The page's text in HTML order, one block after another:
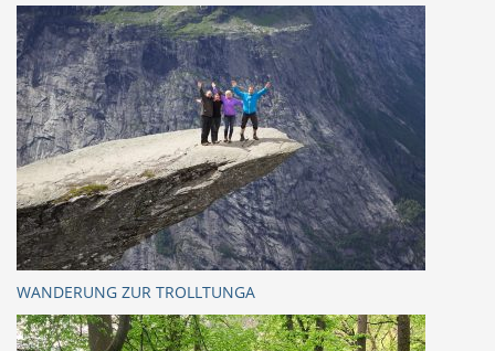
WANDERUNG ZUR TROLLTUNGA